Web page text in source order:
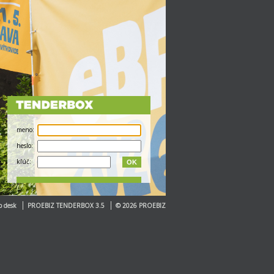
meno:
heslo:
kľúč:
OK
desk PROEBIZ TENDERBOX 3.5 © 2026 PROEBIZ